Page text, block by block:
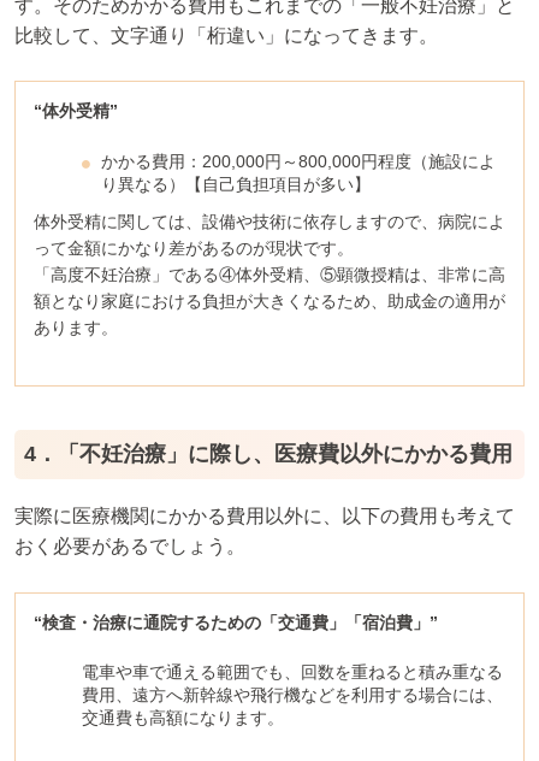
す。そのためかかる費用もこれまでの「一般不妊治療」と
比較して、文字通り「桁違い」になってきます。
“体外受精”
かかる費用：200,000円～800,000円程度（施設によ
り異なる）【自己負担項目が多い】
体外受精に関しては、設備や技術に依存しますので、病院によ
って金額にかなり差があるのが現状です。
「高度不妊治療」である④体外受精、⑤顕微授精は、非常に高
額となり家庭における負担が大きくなるため、助成金の適用が
あります。
4．「不妊治療」に際し、医療費以外にかかる費用
実際に医療機関にかかる費用以外に、以下の費用も考えて
おく必要があるでしょう。
“検査・治療に通院するための「交通費」「宿泊費」”
電車や車で通える範囲でも、回数を重ねると積み重なる
費用、遠方へ新幹線や飛行機などを利用する場合には、
交通費も高額になります。